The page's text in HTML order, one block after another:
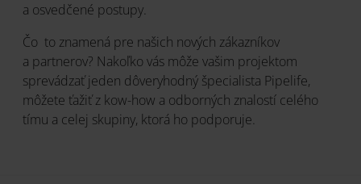
a osvedčené postupy.
Čo to znamená pre našich nových zákazníkov
a partnerov? Nakoľko vás môže vašim projektom
sprevádzať jeden dôveryhodný špecialista Pipelife,
môžete ťažiť z kow-how a odborných znalostí celého
tímu a celej skupiny, ktorá ho podporuje.